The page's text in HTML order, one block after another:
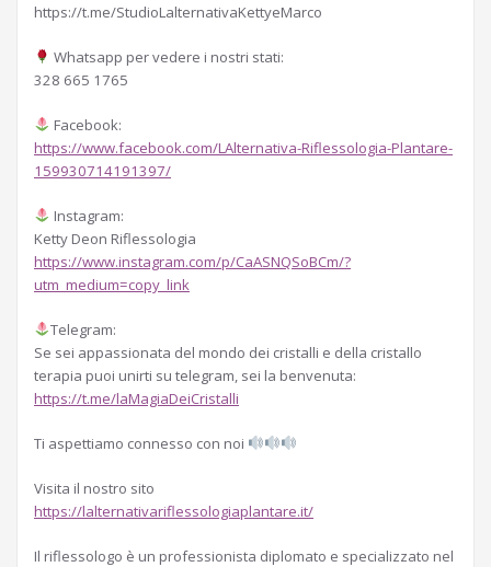
https://t.me/StudioLalternativaKettyeMarco
Whatsapp per vedere i nostri stati:
328 665 1765
Facebook:
https://www.facebook.com/LAlternativa-Riflessologia-Plantare-
159930714191397/
Instagram:
Ketty Deon Riflessologia
https://www.instagram.com/p/CaASNQSoBCm/?
utm_medium=copy_link
Telegram:
Se sei appassionata del mondo dei cristalli e della cristallo
terapia puoi unirti su telegram, sei la benvenuta:
https://t.me/laMagiaDeiCristalli
Ti aspettiamo connesso con noi
Visita il nostro sito
https://lalternativariflessologiaplantare.it/
Il riflessologo è un professionista diplomato e specializzato nel